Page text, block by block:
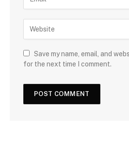
Save my name, email, and
for the next time I comment.